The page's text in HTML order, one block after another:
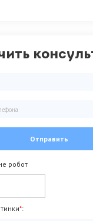
Отправить
робот
*: